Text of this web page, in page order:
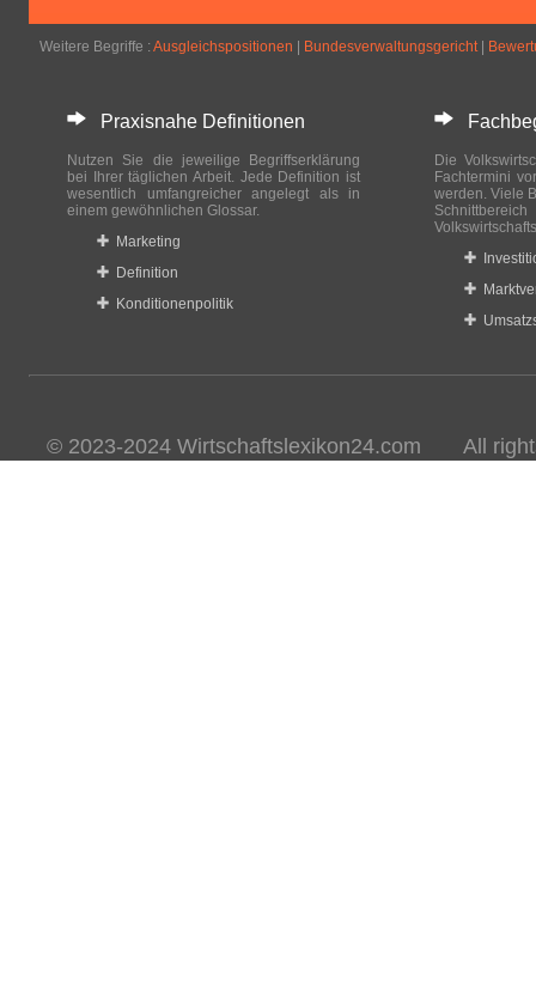
Weitere Begriffe : Ausgleichspositionen Bundesverwaltungsgericht|
Praxisnahe Definitionen
Nutzen Sie die jeweilige Begriffserklärung
bei Ihrer täglichen Arbeit. Jede Definition ist
wesentlich umfangreicher angelegt als in
einem gewöhnlichen Glossar.
Marketing
Definition
Konditionenpolitik
Die
Fachtermini
werden. Viele
© 2023-2024 Wirtschaftslexikon24.com All